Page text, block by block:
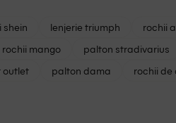
shein lenjerie triumph rochii
rochii mango palton stradivarius
outlet palton dama rochii de